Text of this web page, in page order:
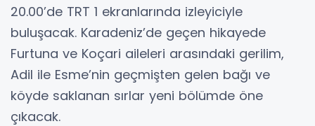
20.00’de TRT 1 ekranlarında izleyiciyle
buluşacak. Karadeniz’de geçen hikayede
Furtuna ve Koçari aileleri arasındaki gerilim,
Adil ile Esme’nin geçmişten gelen bağı ve
köyde saklanan sırlar yeni bölümde öne
çıkacak.